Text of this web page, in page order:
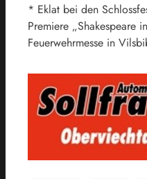
* Eklat bei den
Premiere „Shakespeare
Feuerwehrmesse in